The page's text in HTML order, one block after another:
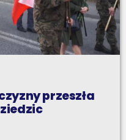
przeszła